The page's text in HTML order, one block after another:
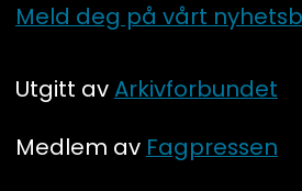
Meld deg på vårt
Utgitt avArkivforbundet
Medlem av Fagpressen